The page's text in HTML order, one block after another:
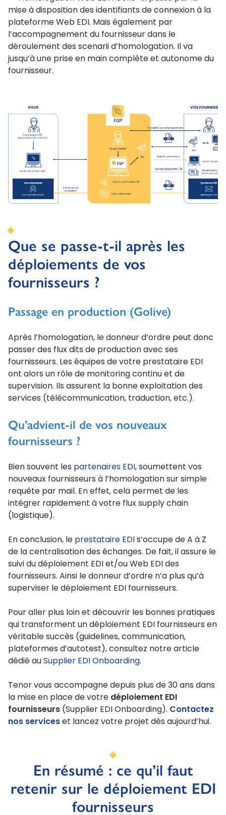
mise à disposition des identifiants de connexion à la
plateforme Web EDI. Mais également par
l’accompagnement du fournisseur dans le
déroulement des scenarii d’homologation. Il va
jusqu’à une prise en main complète et autonome du
fournisseur.
Que se passe-t-il après les
déploiements de vos
fournisseurs ?
Passage en production (Golive)
Après l’homologation, le donneur d’ordre peut donc
passer des flux dits de production avec ses
fournisseurs. Les équipes de votre prestataire EDI
ont alors un rôle de monitoring continu et de
supervision. Ils assurent la bonne exploitation des
services (télécommunication, traduction, etc.).
Qu’advient-il de vos nouveaux
fournisseurs ?
Bien souvent les partenaires EDI , soumettent vos
nouveaux fournisseurs à l’homologation sur simple
requête par mail. En effet, cela permet de les
intégrer rapidement à votre flux supply chain
(logistique).
En conclusion, le prestataire EDI s’occupe de A à Z
de la centralisation des échanges. De fait, il assure le
suivi du déploiement EDI et/ou Web EDI des
fournisseurs. Ainsi le donneur d’ordre n’a plus qu’à
superviser le déploiement EDI fournisseurs.
Pour aller plus loin et découvrir les bonnes pratiques
qui transforment un déploiement EDI fournisseurs en
véritable succès (guidelines, communication,
plateformes d’autotest), consultez notre article
dédié au Supplier EDI Onboarding.
Tenor vous accompagne depuis plus de 30 ans dans
la mise en place de votre déploiement EDI
fournisseurs (Supplier EDI Onboarding). Contactez
nos services et lancez votre projet dès aujourd’hui.
En résumé : ce qu’il faut
retenir sur le déploiement EDI
fournisseurs